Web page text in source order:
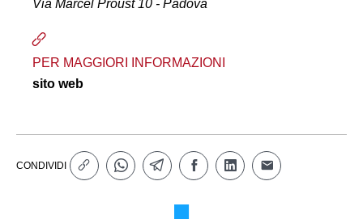
Via Marcel Proust 10 - Padova
PER MAGGIORI INFORMAZIONI
sito web
CONDIVIDI